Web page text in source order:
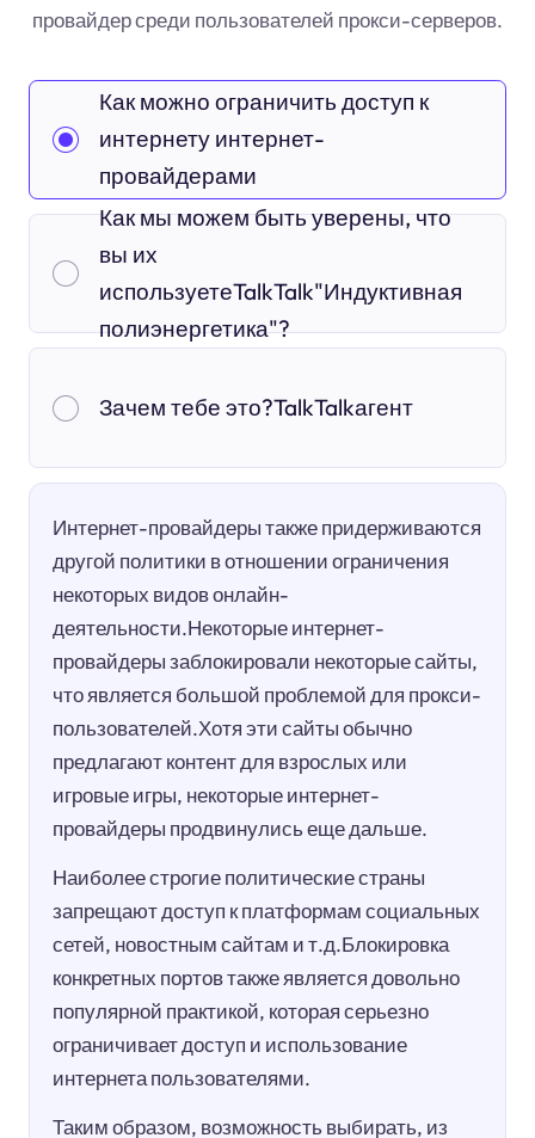
провайдер среди пользователей прокси-серверов.
Как можно ограничить доступ к
интернету интернет-
провайдерами
Как мы можем быть уверены, что
вы их
используетеTalkTalk"Индуктивная
полиэнергетика"?
Зачем тебе это?TalkTalkагент
Интернет-провайдеры также придерживаются
другой политики в отношении ограничения
некоторых видов онлайн-
деятельности.Некоторые интернет-
провайдеры заблокировали некоторые сайты,
что является большой проблемой для прокси-
пользователей.Хотя эти сайты обычно
предлагают контент для взрослых или
игровые игры, некоторые интернет-
провайдеры продвинулись еще дальше.
Наиболее строгие политические страны
запрещают доступ к платформам социальных
сетей, новостным сайтам и т.д.Блокировка
конкретных портов также является довольно
популярной практикой, которая серьезно
ограничивает доступ и использование
интернета пользователями.
Таким образом, возможность выбирать, из